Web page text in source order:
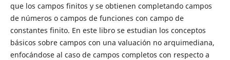
que los campos finitos y se obtienen completando campos
de números o campos de funciones con campo de
constantes finito. En este libro se estudian los conceptos
básicos sobre campos con una valuación no arquimediana,
enfocándose al caso de campos completos con respecto a